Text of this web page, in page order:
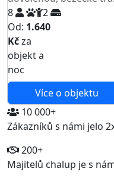
8
2
Od: 1.640
Kčza
objekt a
noc
Více o objektu
10 000+
Zákazníků s námi jelo
200+
Majitelů chalup je s